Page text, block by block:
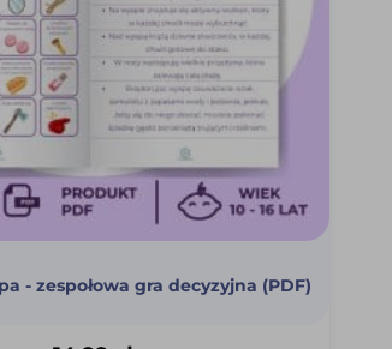
- zespołowa gra decyzyjna (PDF)